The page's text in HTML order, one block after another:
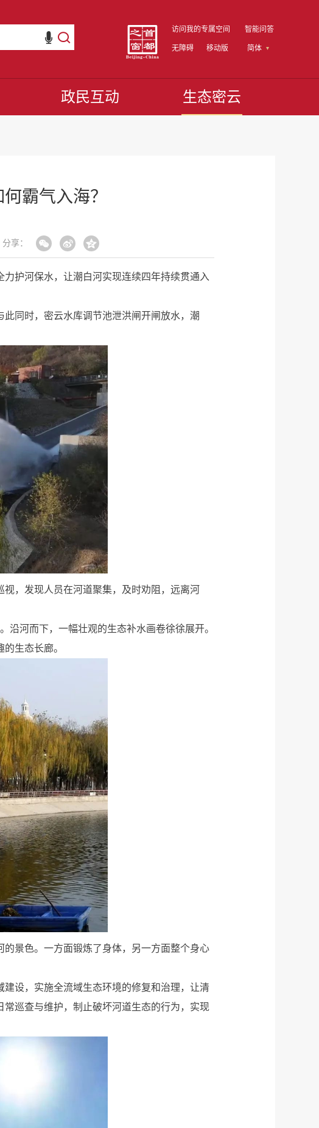
访问我的专属空间 智能问答
无障碍 移动版 简体
政民互动 生态密云
霸气入海？
分享：
护河保水，让潮白河实现连续四年持续贯通入
同时，密云水库调节池泄洪闸开闸放水，潮
，发现人员在河道聚集，及时劝阻，远离河
沿河而下，一幅壮观的生态补水画卷徐徐展开。
生态长廊。
景色。一方面锻炼了身体，另一方面整个身心
设，实施全流域生态环境的修复和治理，让清
巡查与维护，制止破坏河道生态的行为，实现